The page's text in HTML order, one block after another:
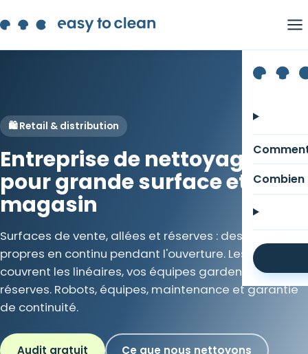
🛍️ Retail & distribution
Entreprise de nettoyage
pour grande surface et
magasin
Surfaces de vente, allées et réserves : des sols
propres en continu pendant l'ouverture. Les robots
couvrent les linéaires, vos équipes gardent rayons et
réserves. Robots, équipes, maintenance et garantie
de continuité.
Audit gratuit Ce que nous nettoyons